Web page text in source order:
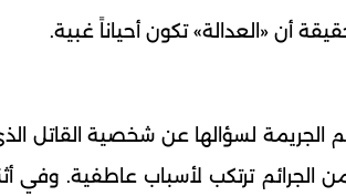
أن «العدالة» تكون أحياناً غبية.
الجريمة لسؤالها عن شخصية القاتل
من الجرائم ترتكب لأسباب عاطفية.